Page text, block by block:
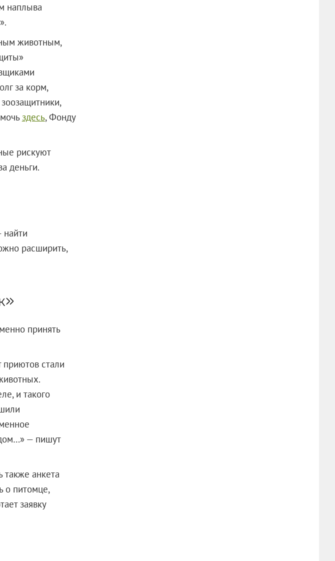
наплыва
животным,
за корм,
здесь, Фонду
рискуют
деньги.
найти
расширить,
принять
приютов стали
и такого
— пишут
также анкета
о питомце,
заявку